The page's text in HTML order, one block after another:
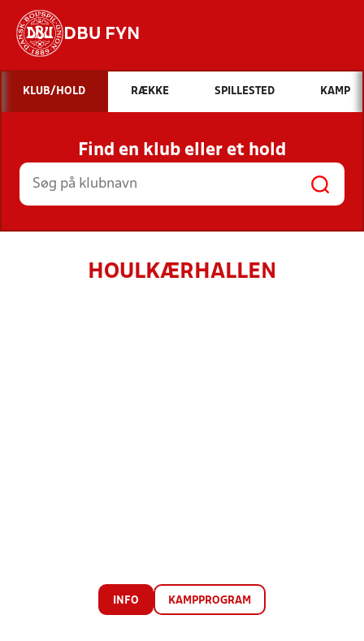
DBU FYN
Hvad vil du søge efter?
INDHOLD OG NYHEDER
STILLINGER, RESULTATER, KLUBBER OG
HOLD
KLUB/HOLD RÆKKE SPILLESTED KAMP
Find en klub eller et hold
HOULKÆRHALLEN
INFO KAMPPROGRAM